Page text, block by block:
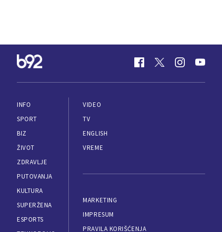
INFO
SPORT
BIZ
ŽIVOT
ZDRAVLJE
PUTOVANJA
KULTURA
SUPERŽENA
ESPORTS
VIDEO
TV
ENGLISH
VREME
MARKETING
IMPRESUM
PRAVILA KORIŠĆENJA